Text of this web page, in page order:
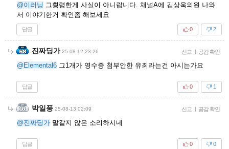
@이러닝 그횡령한게 사실이 아니랍니다. 채널A에 김상욱의원 나와
서 이야기한거 확인좀 해보세요
답글 2
0
진짜딩가 25-08-12 23:26 신고 | 공감 확인
@Elemental6 그1개가 영수증 첨부안한 유죄라는건 아시는가요
답글 1
0
박일풍 25-08-13 02:09 신고 | 공감 확인
@진짜딩가 말같지 않은 소리하시네
답글 0
0